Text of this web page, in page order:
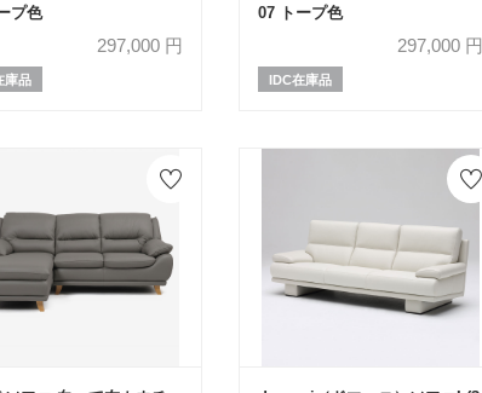
プ色
297,000 円
庫品
07 トープ色
297,000 円
IDC在庫品